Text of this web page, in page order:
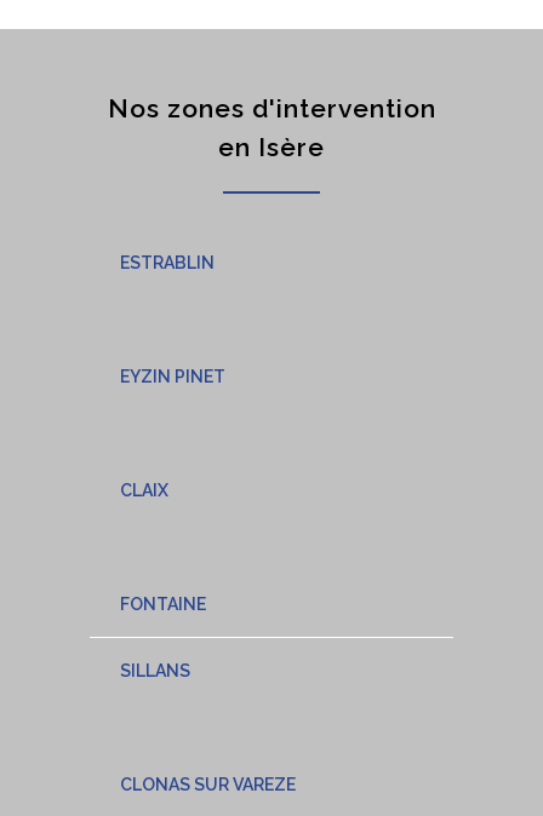
Nos zones d'intervention
en Isère
ESTRABLIN
EYZIN PINET
CLAIX
FONTAINE
SILLANS
CLONAS SUR VAREZE